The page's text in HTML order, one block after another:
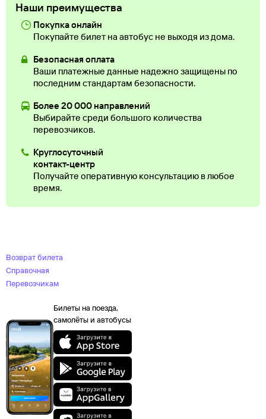
Наши преимущества
Покупка онлайн
Покупайте билет на автобус не выходя из дома.
Безопасная оплата
Ваши платежные данные надежно защищены по
последним стандартам безопасности.
Более 20 000 направлений
Выбирайте среди большого количества
перевозчиков.
Круглосуточный
контакт-центр
Получайте оперативную консультацию в любое
время.
Возврат билета
Справочная
Перевозчикам
Билеты на поезда,
самолёты и автобусы